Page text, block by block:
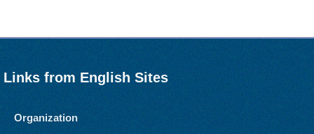
Links from English Sites
Organization